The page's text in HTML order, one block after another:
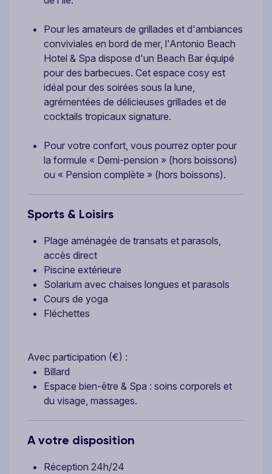
Pour les amateurs de grillades et d'ambiances
conviviales en bord de mer, l'Antonio Beach
Hotel & Spa dispose d'un Beach Bar équipé
pour des barbecues. Cet espace cosy est
idéal pour des soirées sous la lune,
agrémentées de délicieuses grillades et de
cocktails tropicaux signature.
Pour votre confort, vous pourrez opter pour
la formule « Demi-pension » (hors boissons)
ou « Pension complète » (hors boissons).
Sports & Loisirs
Plage aménagée de transats et parasols,
accès direct
Piscine extérieure
Solarium avec chaises longues et parasols
Cours de yoga
Fléchettes
Avec participation (€) :
Billard
Espace bien-être & Spa : soins corporels et
du visage, massages.
A votre disposition
Réception 24h/24